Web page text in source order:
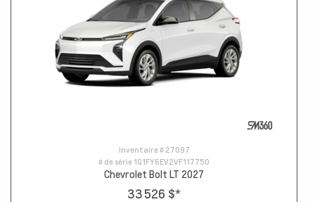
Inventaire # 27097
# de série 1G1FY6EV2VF117750
Chevrolet Bolt LT 2027
33 526 $*